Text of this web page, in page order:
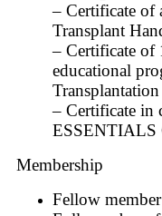
– Certificate of
Transplant
– Certificate of
educational
Transplantation
– Certificate in
ESSENTIALS
Membership
Fellow